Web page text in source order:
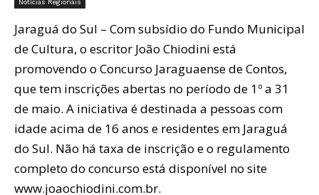
Jaraguá do Sul – Com subsídio do Fundo Municipal
de Cultura, o escritor João Chiodini está
promovendo o Concurso Jaraguaense de Contos,
que tem inscrições abertas no período de 1º a 31
de maio. A iniciativa é destinada a pessoas com
idade acima de 16 anos e residentes em Jaraguá
do Sul. Não há taxa de inscrição e o regulamento
completo do concurso está disponível no site
www.joaochiodini.com.br.